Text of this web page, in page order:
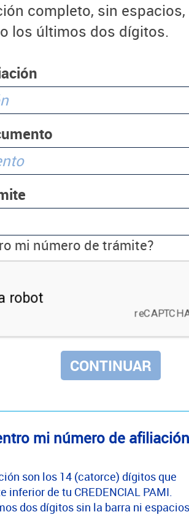
completo, sin
los últimos dos dígitos.
mi número de trámite?
mi número de
son los 14 (catorce) dígitos que
inferior de tu CREDENCIAL PAMI.
dos dígitos sin la barra ni